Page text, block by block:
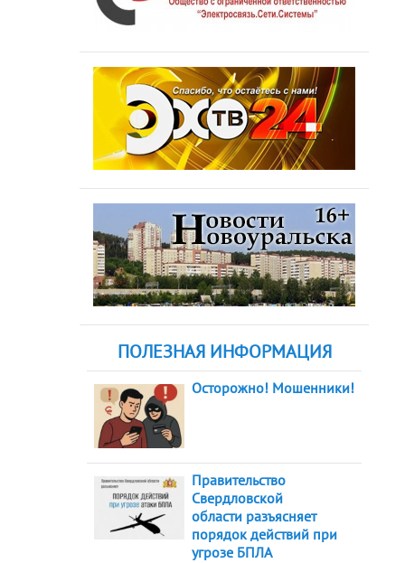
ПОЛЕЗНАЯ ИНФОРМАЦИЯ
Осторожно! Мошенники!
Правительство
Свердловской
области разъясняет
порядок действий при
угрозе БПЛА